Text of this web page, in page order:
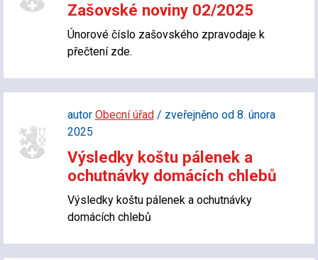
Zašovské noviny 02/2025
Únorové číslo zašovského zpravodaje k
přečtení zde.
autor Obecní úřad/ zveřejněno od 8. února
2025
Výsledky koštu pálenek a
ochutnávky domácích chlebů
Výsledky koštu pálenek a ochutnávky
domácích chlebů